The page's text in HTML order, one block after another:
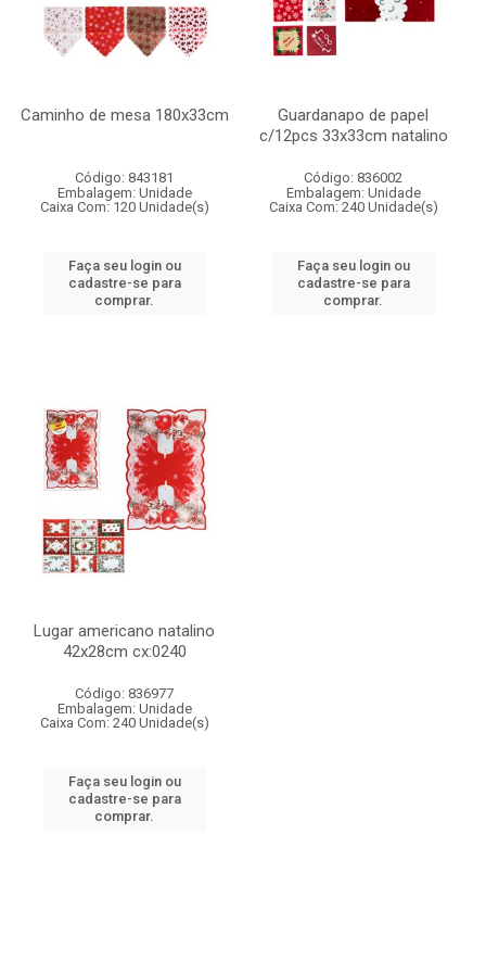
Caminho de mesa 180x33cm
Código: 843181
Embalagem: Unidade
Caixa Com: 120 Unidade(s)
Faça seu login ou
cadastre-se para
comprar.
Guardanapo de papel
c/12pcs 33x33cm natalino
Código: 836002
Embalagem: Unidade
Caixa Com: 240 Unidade(s)
Faça seu login ou
cadastre-se para
comprar.
Lugar americano natalino
42x28cm cx:0240
Código: 836977
Embalagem: Unidade
Caixa Com: 240 Unidade(s)
Faça seu login ou
cadastre-se para
comprar.